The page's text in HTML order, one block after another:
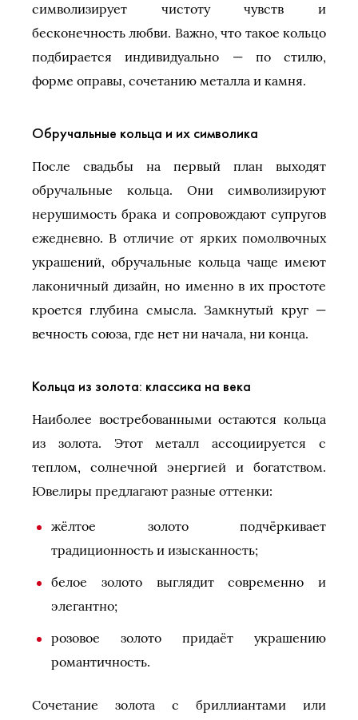
символизирует чистоту чувств и
бесконечность любви. Важно, что такое кольцо
подбирается индивидуально — по стилю,
форме оправы, сочетанию металла и камня.
Обручальные кольца и их символика
После свадьбы на первый план выходят
обручальные кольца. Они символизируют
нерушимость брака и сопровождают супругов
ежедневно. В отличие от ярких помолвочных
украшений, обручальные кольца чаще имеют
лаконичный дизайн, но именно в их простоте
кроется глубина смысла. Замкнутый круг —
вечность союза, где нет ни начала, ни конца.
Кольца из золота: классика на века
Наиболее востребованными остаются кольца
из золота. Этот металл ассоциируется с
теплом, солнечной энергией и богатством.
Ювелиры предлагают разные оттенки:
жёлтое золото подчёркивает
традиционность и изысканность;
белое золото выглядит современно и
элегантно;
розовое золото придаёт украшению
романтичность.
Сочетание золота с бриллиантами или